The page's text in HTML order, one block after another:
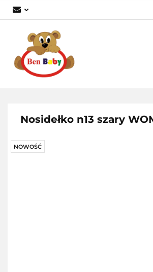
Dodaj
Nosidełko n13 szary
NOWOŚĆ